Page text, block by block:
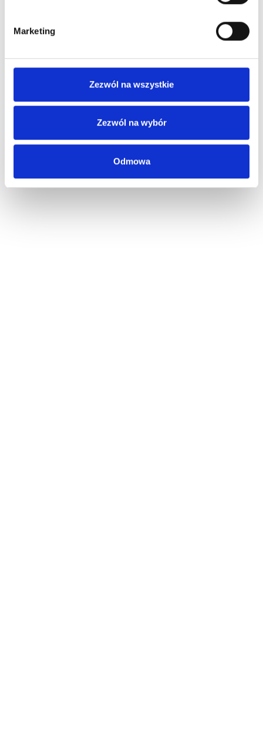
Marketing
Zezwól na wszystkie
Zezwól na wybór
Odmowa